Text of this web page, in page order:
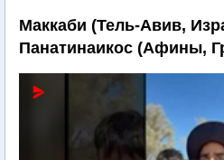
Маккаби (Тель-Авив,
Панатинаикос (Афины,